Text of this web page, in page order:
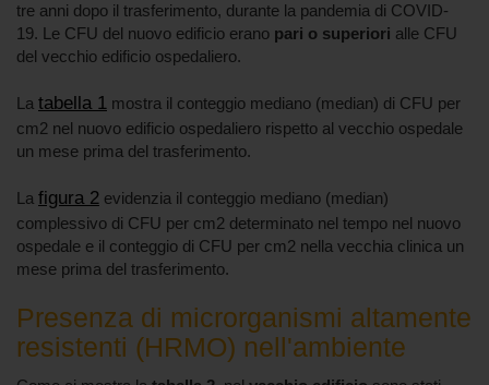
tre anni dopo il trasferimento, durante la pandemia di COVID-
19. Le CFU del nuovo edificio erano pari o superiori alle CFU
del vecchio edificio ospedaliero.
La tabella 1 mostra il conteggio mediano (median) di CFU per
cm2 nel nuovo edificio ospedaliero rispetto al vecchio ospedale
un mese prima del trasferimento.
La figura 2 evidenzia il conteggio mediano (median)
complessivo di CFU per cm2 determinato nel tempo nel nuovo
ospedale e il conteggio di CFU per cm2 nella vecchia clinica un
mese prima del trasferimento.
Presenza di microrganismi altamente
resistenti (HRMO) nell'ambiente